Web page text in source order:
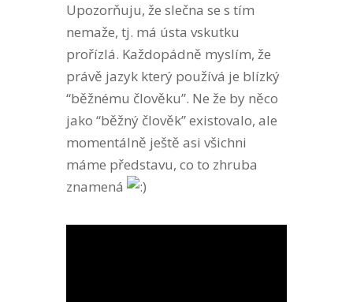
Upozorňuju, že slečna se s tím
nemaže, tj. má ústa vskutku
prořízlá. Každopádně myslím, že
právě jazyk který používá je blízký
“běžnému člověku”. Ne že by něco
jako “běžný člověk” existovalo, ale
momentálně ještě asi všichni
máme představu, co to zhruba
znamená